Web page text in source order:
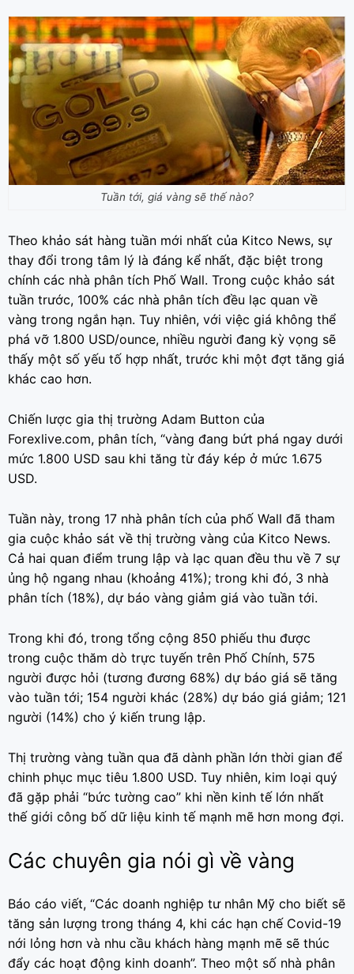
Tuần tới, giá vàng sẽ thế nào?
Theo khảo sát hàng tuần mới nhất của Kitco News, sự
thay đổi trong tâm lý là đáng kể nhất, đặc biệt trong
chính các nhà phân tích Phố Wall. Trong cuộc khảo sát
tuần trước, 100% các nhà phân tích đều lạc quan về
vàng trong ngắn hạn. Tuy nhiên, với việc giá không thể
phá vỡ 1.800 USD/ounce, nhiều người đang kỳ vọng sẽ
thấy một số yếu tố hợp nhất, trước khi một đợt tăng giá
khác cao hơn.
Chiến lược gia thị trường Adam Button của
Forexlive.com, phân tích, “vàng đang bứt phá ngay dưới
mức 1.800 USD sau khi tăng từ đáy kép ở mức 1.675
USD.
Tuần này, trong 17 nhà phân tích của phố Wall đã tham
gia cuộc khảo sát về thị trường vàng của Kitco News.
Cả hai quan điểm trung lập và lạc quan đều thu về 7 sự
ủng hộ ngang nhau (khoảng 41%); trong khi đó, 3 nhà
phân tích (18%), dự báo vàng giảm giá vào tuần tới.
Trong khi đó, trong tổng cộng 850 phiếu thu được
trong cuộc thăm dò trực tuyến trên Phố Chính, 575
người được hỏi (tương đương 68%) dự báo giá sẽ tăng
vào tuần tới; 154 người khác (28%) dự báo giá giảm; 121
người (14%) cho ý kiến trung lập.
Thị trường vàng tuần qua đã dành phần lớn thời gian để
chinh phục mục tiêu 1.800 USD. Tuy nhiên, kim loại quý
đã gặp phải “bức tường cao” khi nền kinh tế lớn nhất
thế giới công bố dữ liệu kinh tế mạnh mẽ hơn mong đợi.
Các chuyên gia nói gì về vàng
Báo cáo viết, “Các doanh nghiệp tư nhân Mỹ cho biết sẽ
tăng sản lượng trong tháng 4, khi các hạn chế Covid-19
nới lỏng hơn và nhu cầu khách hàng mạnh mẽ sẽ thúc
đẩy các hoạt động kinh doanh”. Theo một số nhà phân